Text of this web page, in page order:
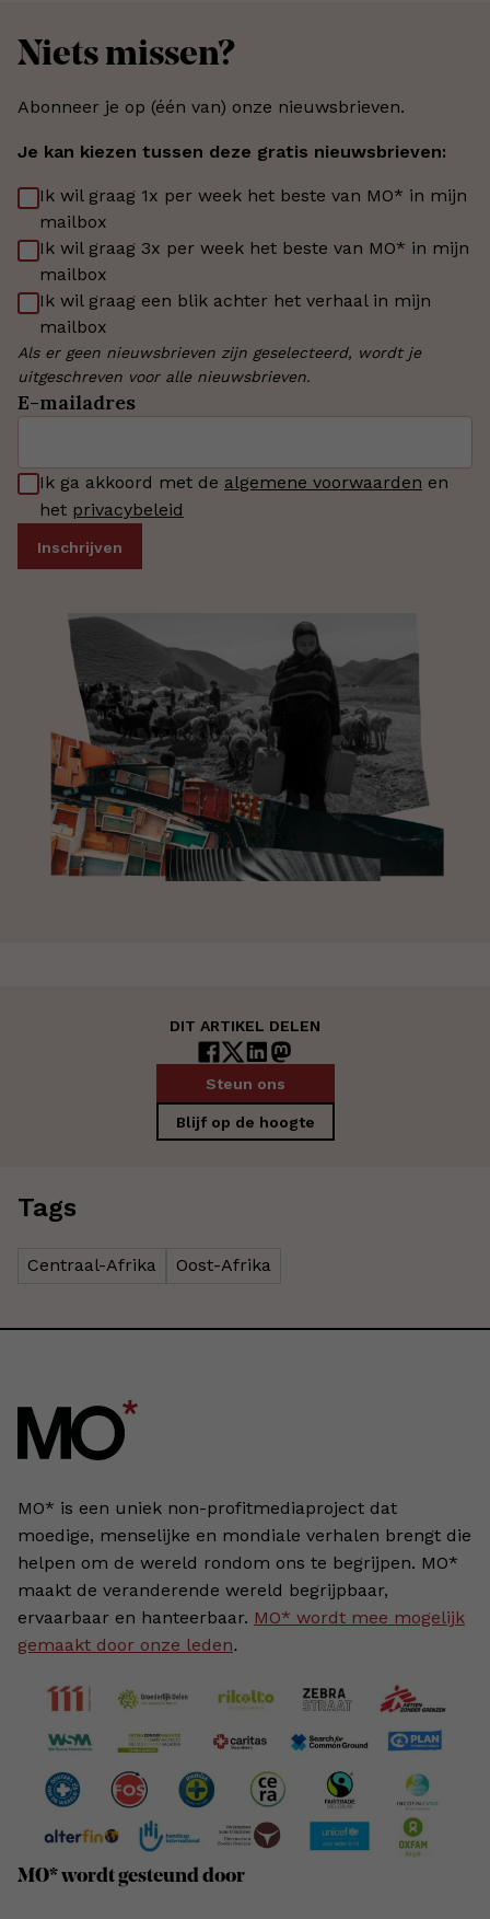
Niets missen?
Abonneer je op (één van) onze nieuwsbrieven.
Je kan kiezen tussen deze gratis nieuwsbrieven:
Ik wil graag 1x per week het beste van MO* in mijn
mailbox
Ik wil graag 3x per week het beste van MO* in mijn
mailbox
Ik wil graag een blik achter het verhaal in mijn
mailbox
Als er geen nieuwsbrieven zijn geselecteerd, wordt je
uitgeschreven voor alle nieuwsbrieven.
E-mailadres
Ik ga akkoord met de algemene voorwaarden en
het privacybeleid
DIT ARTIKEL DELEN
Steun ons
Blijf op de hoogte
Tags
Centraal-Afrika Oost-Afrika
MO* is een uniek non-profitmediaproject dat
moedige, menselijke en mondiale verhalen brengt die
helpen om de wereld rondom ons te begrijpen. MO*
maakt de veranderende wereld begrijpbaar,
ervaarbaar en hanteerbaar. MO* wordt mee mogelijk
gemaakt door onze leden.
MO* wordt gesteund door